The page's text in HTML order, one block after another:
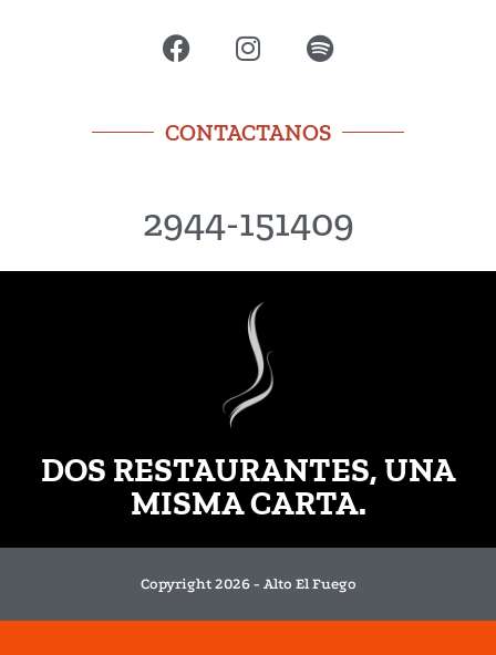
CONTACTANOS
2944-151409
DOS RESTAURANTES, UNA
MISMA CARTA.
Copyright 2026 - Alto El Fuego